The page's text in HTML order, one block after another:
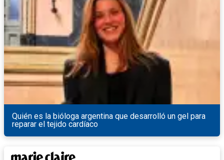
Quién es la bióloga argentina que desarrolló un gel para
reparar el tejido cardíaco